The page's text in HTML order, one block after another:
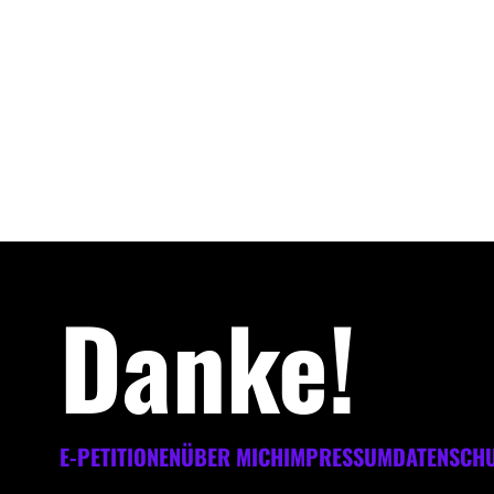
Danke!
E-PETITIONENÜBER MICHIMPRESSUM